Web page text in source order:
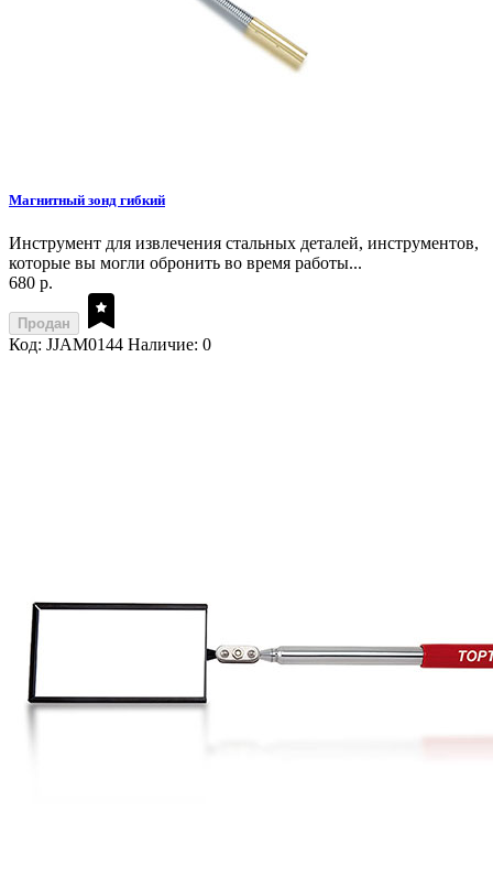
Магнитный зонд гибкий
Инструмент для извлечения стальных деталей, инструментов,
которые вы могли обронить во время работы...
680 р.
Продан
Код: JJAM0144 Наличие: 0